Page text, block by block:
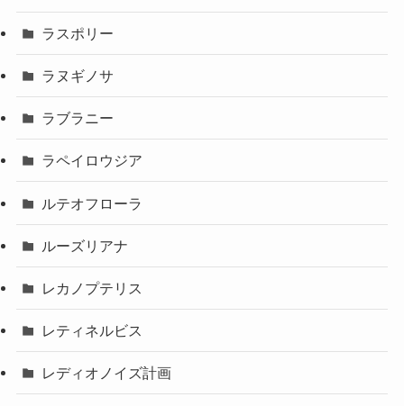
ラスポリー
ラヌギノサ
ラブラニー
ラペイロウジア
ルテオフローラ
ルーズリアナ
レカノプテリス
レティネルビス
レディオノイズ計画